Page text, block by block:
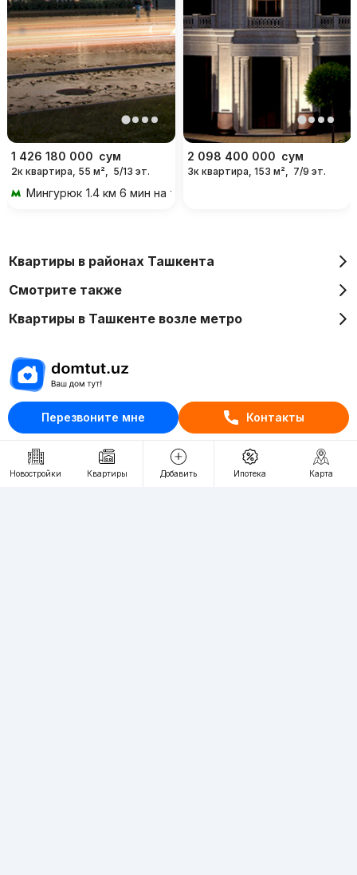
Перезвоните мне Контакты
1 426 180 000 сум
2к квартира, 55 м², 5/13 эт.
Мингурюк 1.4 км 6 мин на транспорте
2 098 400 000 сум
3к квартира, 153 м², 7/9 эт.
Новостройки Квартиры Добавить Ипотека Карта
Квартиры в районах Ташкента
Смотрите также
Квартиры в Ташкенте возле метро
Отдел рекламы
+998 (78) 113-20-86
+998 (93) 390-30-10